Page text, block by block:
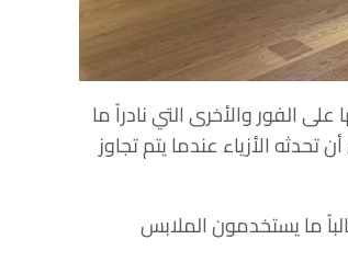
الفور والأخرى التي نادراً ما
الأزياء عندما يتم تجاوز
ما يستخدمون الملابس